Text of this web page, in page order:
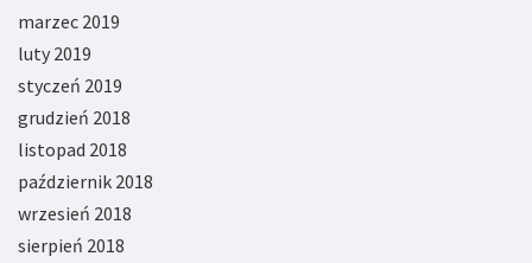
marzec 2019
luty 2019
styczeń 2019
grudzień 2018
listopad 2018
październik 2018
wrzesień 2018
sierpień 2018